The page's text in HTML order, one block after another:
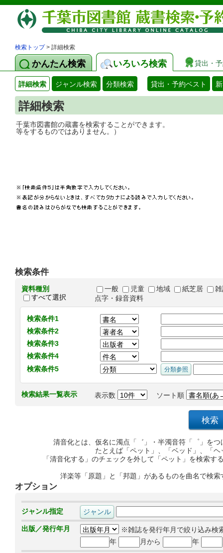
検索トップ> 詳細検索
かんたん検索 いろいろ検索 貸出・
詳細検索 ジャンル検索 分類検索 貸出・予約ベスト
詳細検索
千葉市図書館の蔵書を検索することがで
等をするものではありません。）
検索条件
資料種別
すべて選択
一般 児童 地域 紙芝居
点字・録音資料
検索条件1
検索条件2
検索条件3
検索条件4
検索条件5
検索結果一覧表示 表示数 ソート順
清音化とは、仮名に濁点「゛」・半濁音符「゜」を
たとえば「ペット」、「ベッド」、「
「清音化する」のチェックを外して「ペット」を検索
洋楽等「原題」と「邦題」があるものを曲名で検
オプション
ジャンル指定
出版／発行年月
※雑誌を発行年月で絞り込み検
年
月から 年